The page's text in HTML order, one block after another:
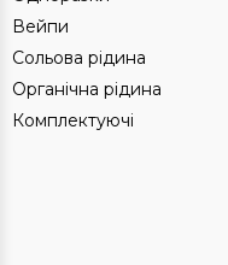
Вейпи
Сольова рідина
Органічна рідина
Комплектуючі